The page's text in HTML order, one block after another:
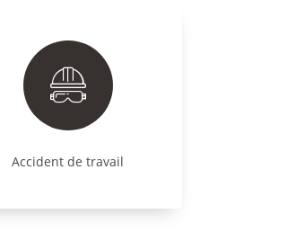
Accident de travail